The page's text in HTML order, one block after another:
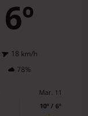
6º
18 km/h
78%
Mar. 11
10º / 6º